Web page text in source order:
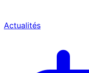
Actualités